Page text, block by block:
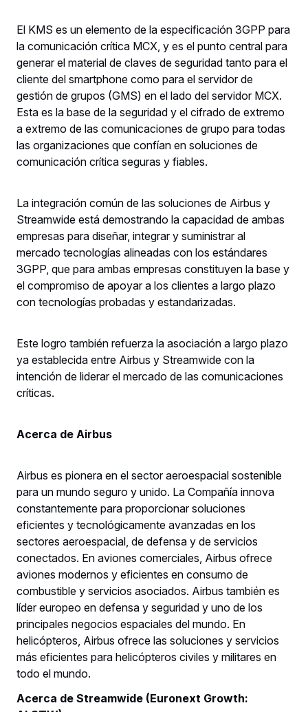
El KMS es un elemento de la especificación 3GPP para
la comunicación crítica MCX, y es el punto central para
generar el material de claves de seguridad tanto para el
cliente del smartphone como para el servidor de
gestión de grupos (GMS) en el lado del servidor MCX.
Esta es la base de la seguridad y el cifrado de extremo
a extremo de las comunicaciones de grupo para todas
las organizaciones que confían en soluciones de
comunicación crítica seguras y fiables.
La integración común de las soluciones de Airbus y
Streamwide está demostrando la capacidad de ambas
empresas para diseñar, integrar y suministrar al
mercado tecnologías alineadas con los estándares
3GPP, que para ambas empresas constituyen la base y
el compromiso de apoyar a los clientes a largo plazo
con tecnologías probadas y estandarizadas.
Este logro también refuerza la asociación a largo plazo
ya establecida entre Airbus y Streamwide con la
intención de liderar el mercado de las comunicaciones
críticas.
Acerca de Airbus
Airbus es pionera en el sector aeroespacial sostenible
para un mundo seguro y unido. La Compañía innova
constantemente para proporcionar soluciones
eficientes y tecnológicamente avanzadas en los
sectores aeroespacial, de defensa y de servicios
conectados. En aviones comerciales, Airbus ofrece
aviones modernos y eficientes en consumo de
combustible y servicios asociados. Airbus también es
líder europeo en defensa y seguridad y uno de los
principales negocios espaciales del mundo. En
helicópteros, Airbus ofrece las soluciones y servicios
más eficientes para helicópteros civiles y militares en
todo el mundo.
Acerca de Streamwide (Euronext Growth: